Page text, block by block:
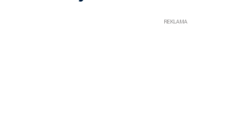
REKLAMA